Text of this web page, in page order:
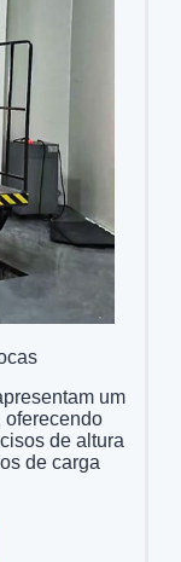
um
oferecendo
de altura
de carga